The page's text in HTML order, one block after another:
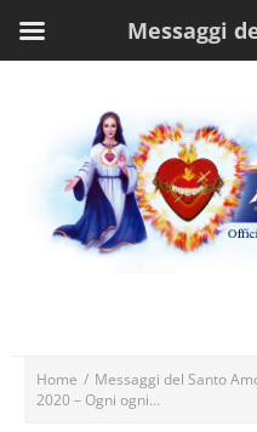
Home / Messaggi del Santo
2020 – Ogni ogni...
Messaggi